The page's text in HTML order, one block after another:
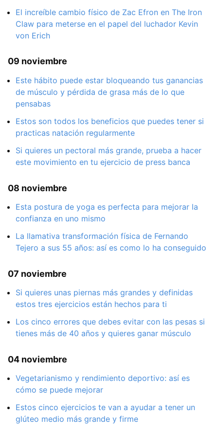
El increíble cambio físico de Zac Efron en The Iron
Claw para meterse en el papel del luchador Kevin
von Erich
09 noviembre
Este hábito puede estar bloqueando tus ganancias
de músculo y pérdida de grasa más de lo que
pensabas
Estos son todos los beneficios que puedes tener si
practicas natación regularmente
Si quieres un pectoral más grande, prueba a hacer
este movimiento en tu ejercicio de press banca
08 noviembre
Esta postura de yoga es perfecta para mejorar la
confianza en uno mismo
La llamativa transformación física de Fernando
Tejero a sus 55 años: así es como lo ha conseguido
07 noviembre
Si quieres unas piernas más grandes y definidas
estos tres ejercicios están hechos para ti
Los cinco errores que debes evitar con las pesas si
tienes más de 40 años y quieres ganar músculo
04 noviembre
Vegetarianismo y rendimiento deportivo: así es
cómo se puede mejorar
Estos cinco ejercicios te van a ayudar a tener un
glúteo medio más grande y firme